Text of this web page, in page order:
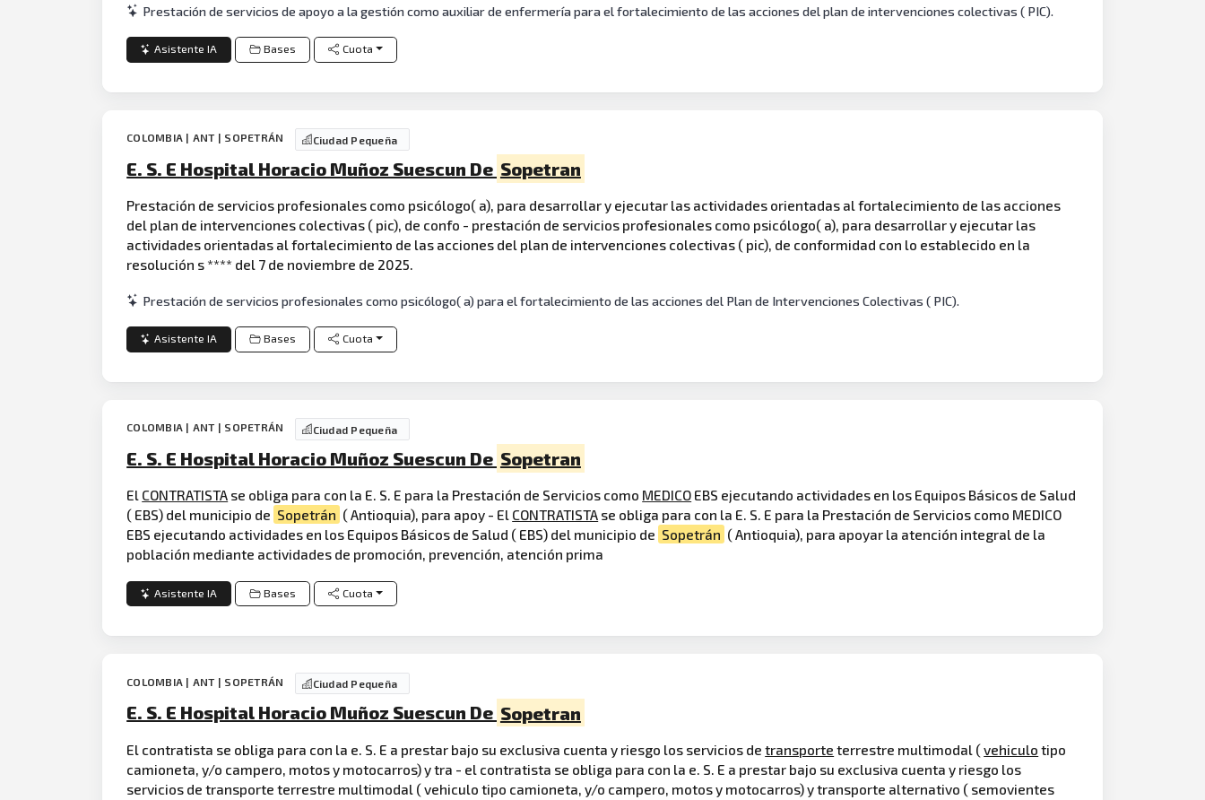
Prestación de servicios de apoyo a la gestión como auxiliar de enfermería para el fortalecimiento de las acciones del plan de intervenciones colectivas ( PIC).
Asistente IA Bases Cuota
COLOMBIA | ANT | SOPETRÁN Ciudad Pequeña
E. S. E Hospital Horacio Muñoz Suescun De Sopetran
Prestación de servicios profesionales como psicólogo( a), para desarrollar y ejecutar las actividades orientadas al fortalecimiento de las acciones
del plan de intervenciones colectivas ( pic), de confo - prestación de servicios profesionales como psicólogo( a), para desarrollar y ejecutar las
actividades orientadas al fortalecimiento de las acciones del plan de intervenciones colectivas ( pic), de conformidad con lo establecido en la
resolución s **** del 7 de noviembre de 2025.
Prestación de servicios profesionales como psicólogo( a) para el fortalecimiento de las acciones del Plan de Intervenciones Colectivas ( PIC).
Asistente IA Bases Cuota
COLOMBIA | ANT | SOPETRÁN Ciudad Pequeña
E. S. E Hospital Horacio Muñoz Suescun De Sopetran
El CONTRATISTA se obliga para con la E. S. E para la Prestación de Servicios como MEDICO EBS ejecutando actividades en los Equipos Básicos de Salud
( EBS) del municipio de Sopetrán ( Antioquia), para apoy - El CONTRATISTA se obliga para con la E. S. E para la Prestación de Servicios como MEDICO
EBS ejecutando actividades en los Equipos Básicos de Salud ( EBS) del municipio de Sopetrán ( Antioquia), para apoyar la atención integral de la
población mediante actividades de promoción, prevención, atención prima
Asistente IA Bases Cuota
COLOMBIA | ANT | SOPETRÁN Ciudad Pequeña
E. S. E Hospital Horacio Muñoz Suescun De Sopetran
El contratista se obliga para con la e. S. E a prestar bajo su exclusiva cuenta y riesgo los servicios detransporte terrestre multimodal (vehiculo tipo
camioneta, y/o campero, motos y motocarros) y tra - el contratista se obliga para con la e. S. E a prestar bajo su exclusiva cuenta y riesgo los
servicios de transporte terrestre multimodal ( vehiculo tipo camioneta, y/o campero, motos y motocarros) y transporte alternativo ( semovientes